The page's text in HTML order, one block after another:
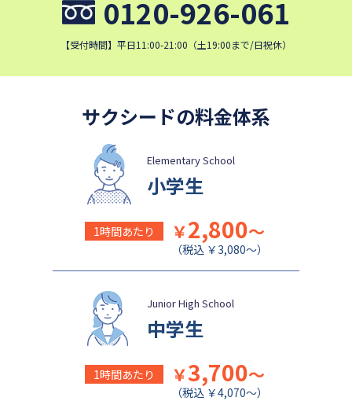
成城学園中学校 日本大学豊山中学校
0120-926-061
【受付時間】平日11:00-21:00（土19:00まで/日祝休）
サクシードの料金体系
Elementary School
小学生
1時間あたり ￥2,800～
（税込 ￥3,080～）
Junior High School
中学生
1時間あたり ￥3,700～
（税込 ￥4,070～）